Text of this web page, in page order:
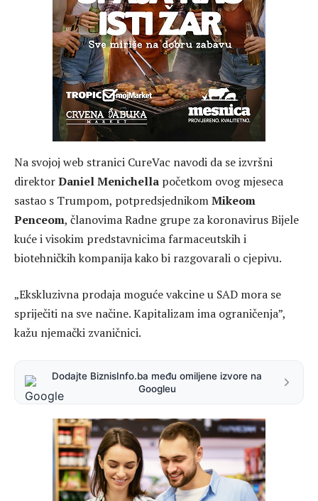
Na svojoj web stranici CureVac navodi da se izvršni
direktorDaniel Menichella početkom ovog mjeseca
sastao s Trumpom, potpredsjednikomMikeom
Penceom, članovima Radne grupe za koronavirus Bijele
kuće i visokim predstavnicima farmaceutskih i
biotehničkih kompanija kako bi razgovarali o cjepivu.
„Ekskluzivna prodaja moguće vakcine u SAD mora se
spriječiti na sve načine. Kapitalizam ima ograničenja”,
kažu njemački zvaničnici.
Dodajte BiznisInfo.ba među omiljene izvore na
Googleu